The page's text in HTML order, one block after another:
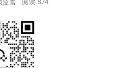
监管 阅读 874